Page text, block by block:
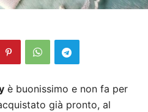
è buonissimo e non fa per
già pronto, al